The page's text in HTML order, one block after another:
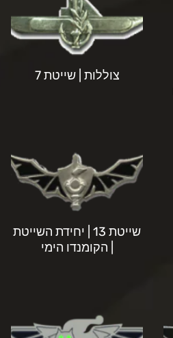
צוללות | שייטת 7
שייטת 13 | יחידת השייטת
| הקומנדו הימי